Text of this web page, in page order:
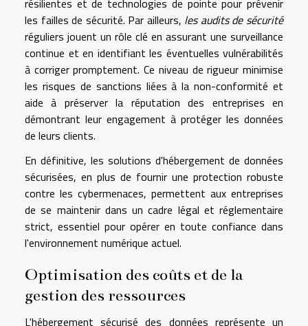
résilientes et de technologies de pointe pour prévenir
les failles de sécurité. Par ailleurs, les audits de sécurité
réguliers jouent un rôle clé en assurant une surveillance
continue et en identifiant les éventuelles vulnérabilités
à corriger promptement. Ce niveau de rigueur minimise
les risques de sanctions liées à la non-conformité et
aide à préserver la réputation des entreprises en
démontrant leur engagement à protéger les données
de leurs clients.
En définitive, les solutions d'hébergement de données
sécurisées, en plus de fournir une protection robuste
contre les cybermenaces, permettent aux entreprises
de se maintenir dans un cadre légal et réglementaire
strict, essentiel pour opérer en toute confiance dans
l'environnement numérique actuel.
Optimisation des coûts et de la
gestion des ressources
L'hébergement sécurisé des données représente un